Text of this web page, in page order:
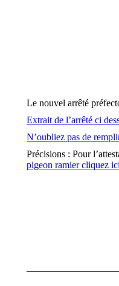
Le nouvel arrêté
Extrait de l’arrêté ci
N’oubliez pas de
Précisions : Pour
pigeon ramier cliquez